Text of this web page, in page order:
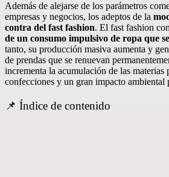
Además de alejarse de los parámetros
empresas y negocios, los adeptos de la
contra del fast fashion. El fast fashion
de un consumo impulsivo de ropa que
tanto, su producción masiva aumenta y
de prendas que se renuevan
incrementa la acumulación de las materias
confecciones y un gran impacto ambiental
📌 Índice de contenido